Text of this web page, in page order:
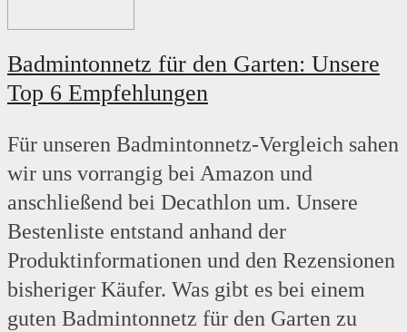
Badmintonnetz für den Garten: Unsere
Top 6 Empfehlungen
Für unseren Badmintonnetz-Vergleich sahen
wir uns vorrangig bei Amazon und
anschließend bei Decathlon um. Unsere
Bestenliste entstand anhand der
Produktinformationen und den Rezensionen
bisheriger Käufer. Was gibt es bei einem
guten Badmintonnetz für den Garten zu